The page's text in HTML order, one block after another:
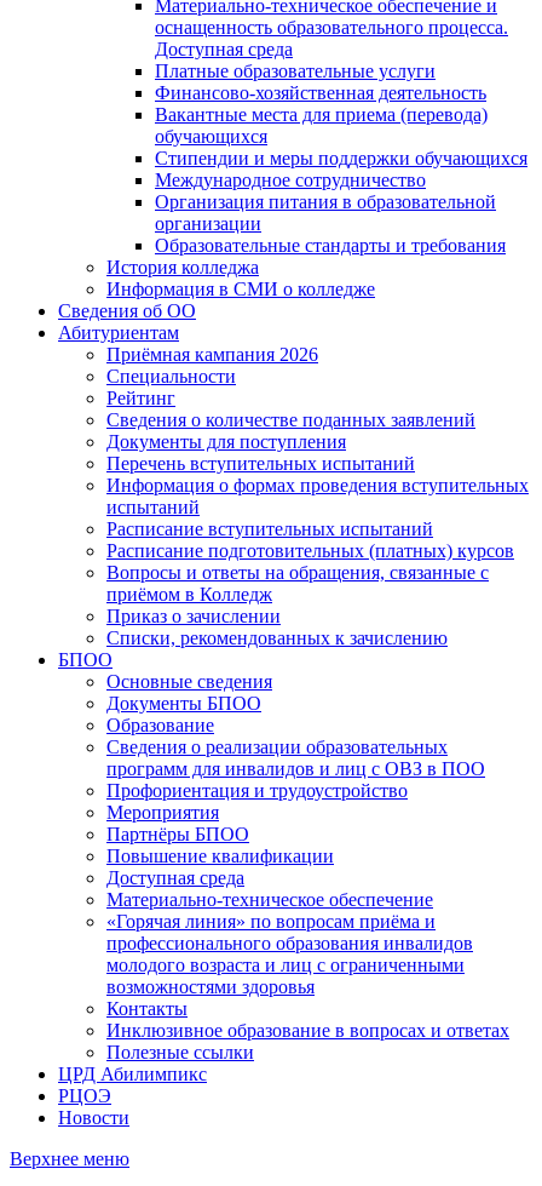
Материально-техническое обеспечение и
оснащенность образовательного процесса.
Доступная среда
Платные образовательные услуги
Финансово-хозяйственная деятельность
Вакантные места для приема (перевода)
обучающихся
Стипендии и меры поддержки обучающихся
Международное сотрудничество
Организация питания в образовательной
организации
Образовательные стандарты и требования
История колледжа
Информация в СМИ о колледже
Сведения об ОО
Абитуриентам
Приёмная кампания 2026
Специальности
Рейтинг
Сведения о количестве поданных заявлений
Документы для поступления
Перечень вступительных испытаний
Информация о формах проведения вступительных
испытаний
Расписание вступительных испытаний
Расписание подготовительных (платных) курсов
Вопросы и ответы на обращения, связанные с
приёмом в Колледж
Приказ о зачислении
Списки, рекомендованных к зачислению
БПОО
Основные сведения
Документы БПОО
Образование
Сведения о реализации образовательных
программ для инвалидов и лиц с ОВЗ в ПОО
Профориентация и трудоустройство
Мероприятия
Партнёры БПОО
Повышение квалификации
Доступная среда
Материально-техническое обеспечение
«Горячая линия» по вопросам приёма и
профессионального образования инвалидов
молодого возраста и лиц с ограниченными
возможностями здоровья
Контакты
Инклюзивное образование в вопросах и ответах
Полезные ссылки
ЦРД Абилимпикс
РЦОЭ
Новости
Верхнее меню